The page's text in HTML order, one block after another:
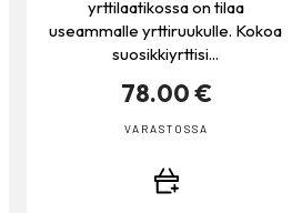
yrttilaatikossa on tilaa
useammalle yrttiruukulle. Kokoa
suosikkiyrttisi...
78.00 €
VARASTOSSA